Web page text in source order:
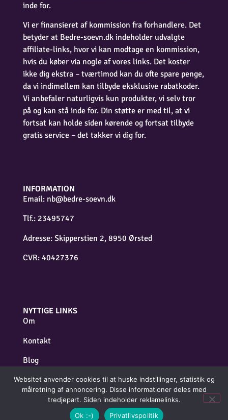
inde for.
Vi er finansieret af kommission fra forhandlere. Det
betyder at Bedre-soevn.dk indeholder udvalgte
affiliate-links, hvor vi kan modtage en kommission,
hvis du køber via nogle af vores links. Det koster
ikke dig ekstra – tværtimod kan du ofte spare penge,
da vi indimellem kan tilbyde eksklusive rabatkoder.
Vi anbefaler naturligvis kun produkter, vi selv tror
på og kan stå inde for. Din støtte er med til, at vi
fortsat kan holde siden kørende og fortsat tilbyde
gratis service – det takker vi dig for.
INFORMATION
Email: nb@bedre-soevn.dk
Tlf.: 23495747
Adresse: Skipperstien 2, 8950 Ørsted
CVR: 40427376
NYTTIGE LINKS
Om
Kontakt
Blog
Cookie- og privatlivspolitik
Copyright © 2025 bedre-soevn.dk
Websitet anvender cookies til at huske indstillinger, statistik og
målretning af annoncering. Disse informationer deles med
tredjepart. Siden indeholder reklamelinks.
Ok :-)
Privatlivspolitik